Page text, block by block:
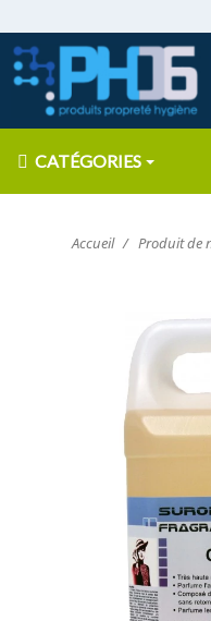
CATÉGORIES
Accueil Produit de